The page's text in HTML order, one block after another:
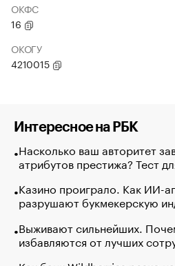
ОКФС
16
ОКОГУ
4210015
Интересное на РБК
Насколько ваш авторитет
атрибутов престижа? Тест
Казино проиграло. Как ИИ-
разрушают букмекерскую
Выживают сильнейших.
избавляются от лучших